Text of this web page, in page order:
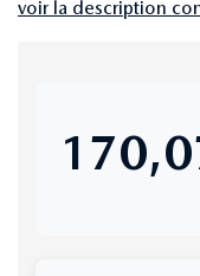
voir la description